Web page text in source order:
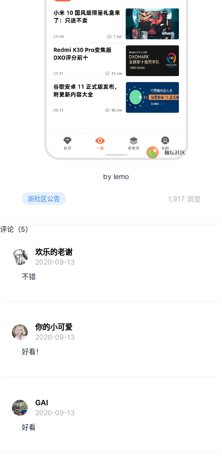
by lemo​
社区公告 1,917 浏览
评论（5）
欢乐的老谢
2020-09-13
不错
你的小可爱
2020-09-13
好看！
GAI
2020-09-13
好看